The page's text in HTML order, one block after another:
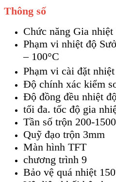
Thông số
Chức năng Gia
Phạm vi nhiệt độ
– 100°C
Phạm vi cài đặt
Độ chính xác kiểm
Độ đồng đều nhiệt
tối đa. tốc độ gia
Tần số trộn 200-
Quỹ đạo trộn 3mm
Màn hình TFT
chương trình 9
Bảo vệ quá nhiệt